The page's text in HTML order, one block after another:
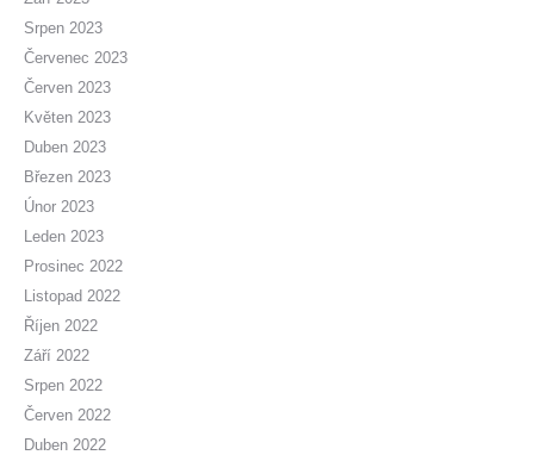
Srpen 2023
Červenec 2023
Červen 2023
Květen 2023
Duben 2023
Březen 2023
Únor 2023
Leden 2023
Prosinec 2022
Listopad 2022
Říjen 2022
Září 2022
Srpen 2022
Červen 2022
Duben 2022